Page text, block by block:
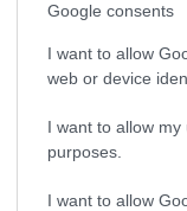
Google consents
I want to allow
web or device
I want to allow
purposes.
I want to allow